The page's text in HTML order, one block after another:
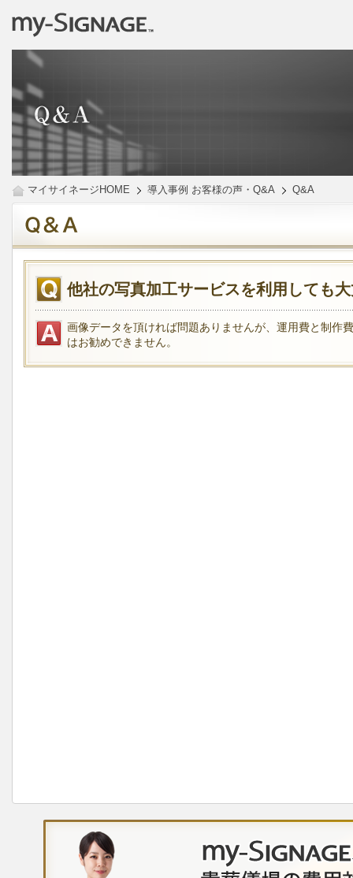
マイサイネージHOME 導入事例 お客様の声・Q&A Q&A
他社の写真加工サービスを利用しても
画像データを頂ければ問題ありませんが、運用費と制作
はお勧めできません。